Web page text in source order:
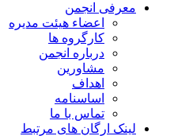
معرفی انجمن
اعضاء هیئت مدیره
کارگروه ها
درباره انجمن
مشاورین
اهداف
اساسنامه
تماس با ما
لینک ارگان های مرتبط